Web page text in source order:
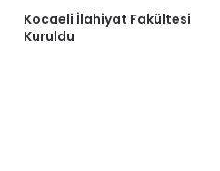
Kocaeli İlahiyat Fakültesi
Kuruldu